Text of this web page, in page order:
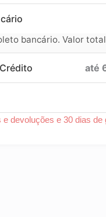
Revenda
Compre por
bancário. Valor
até
devoluções e 30 dias de